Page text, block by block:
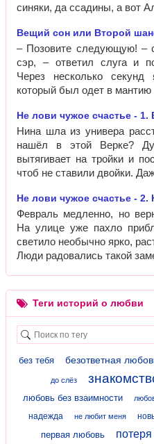
синяки, да ссадины, а вот
Вещий сон или Второй
– Позовите следующую! –
сэр, – ответил слуга и
Через несколько
который был одет в мантию
Не лови чужое счастье - 1.
Нина шла из универа
нашёл в этой Верке?
вытягивает на тройки и
чтоб не ставили двойки.
Не лови чужое счастье -
Февраль медленно, но
На улице уже пахло
светило необычно ярко,
Люди радовались такой
Теги историй о любви
без тебя безответная
до слёз
любовь без взаимности
надежда
не любит меня
первая любовь
потеря